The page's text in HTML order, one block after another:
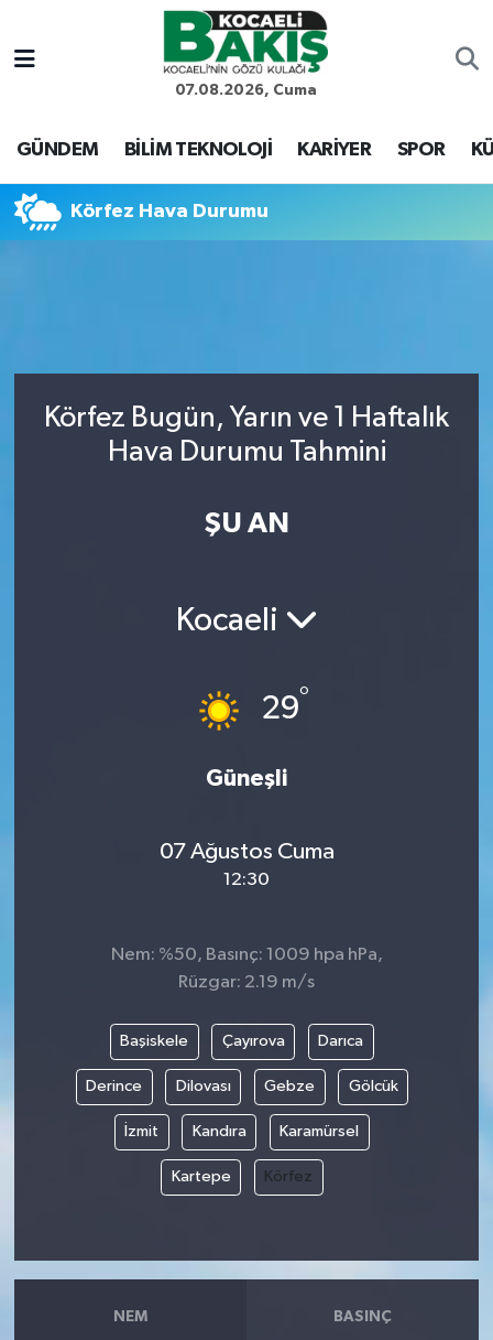
07.08.2026, Cuma
GÜNDEM BİLİM TEKNOLOJİ KARİYER SPOR
Körfez Hava Durumu
Körfez Bugün, Yarın ve 1 Haftalık
Hava Durumu Tahmini
ŞU AN
Kocaeli
29°
Güneşli
07 Ağustos Cuma
12:30
Nem: %50, Basınç: 1009 hpa hPa,
Rüzgar: 2.19 m/s
Başiskele Çayırova Darıca
Derince Dilovası Gebze Gölcük
İzmit Kandıra Karamürsel
Kartepe Körfez
NEM BASINÇ
Kocaeli Nöbetçi Eczaneler
Kocaeli Hava Durumu
Haber Arşivi